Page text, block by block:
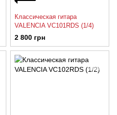
Классическая гитара
VALENCIA VC101RDS (1/4)
2 800 грн